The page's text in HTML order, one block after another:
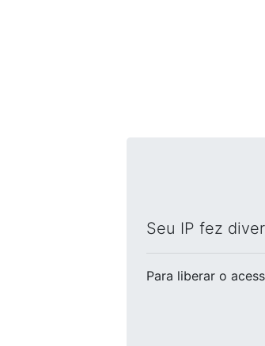
Seu IP fez
Para liberar o